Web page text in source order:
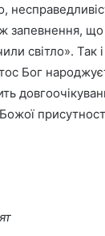
запевнення,
світло». Так
Бог